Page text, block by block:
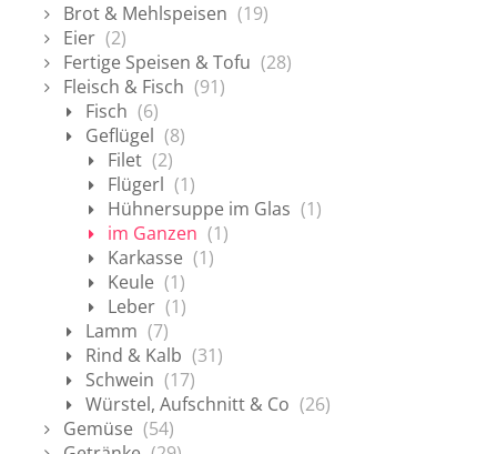
Brot & Mehlspeisen (19)
Eier (2)
Fertige Speisen & Tofu (28)
Fleisch & Fisch (91)
Fisch (6)
Geflügel (8)
Filet (2)
Flügerl (1)
Hühnersuppe im Glas (1)
im Ganzen (1)
Karkasse (1)
Keule (1)
Leber (1)
Lamm (7)
Rind & Kalb (31)
Schwein (17)
Würstel, Aufschnitt & Co (26)
Gemüse (54)